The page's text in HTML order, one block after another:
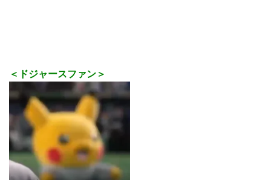
＜ドジャースファン＞